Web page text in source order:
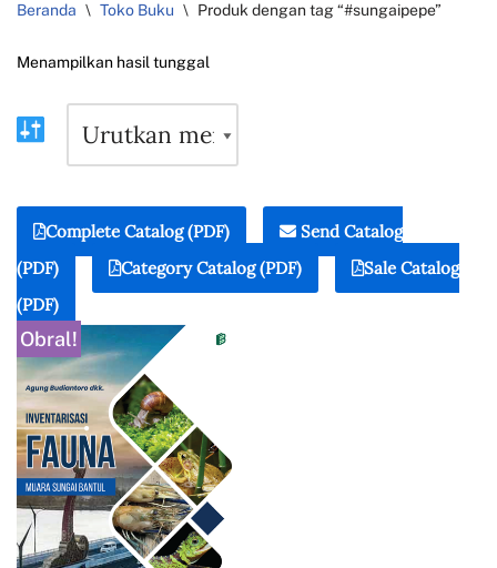
Beranda \ Toko Buku \ Produk dengan tag “#sungaipepe”
Menampilkan hasil tunggal
Complete Catalog (PDF)
Send Catalog
(PDF)
Category Catalog (PDF)
Sale Catalog
(PDF)
Obral!